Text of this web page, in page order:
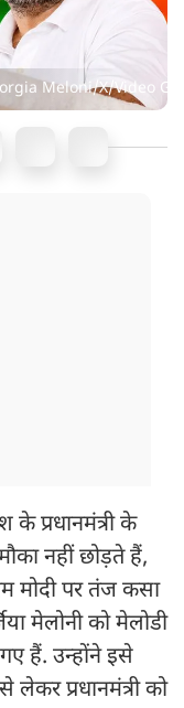
Meloni/X/Video
के प्रधानमंत्री के
नहीं छोड़ते हैं,
मोदी पर तंज कसा
मेलोनी को मेलोडी
हैं. उन्होंने इसे
लेकर प्रधानमंत्री को